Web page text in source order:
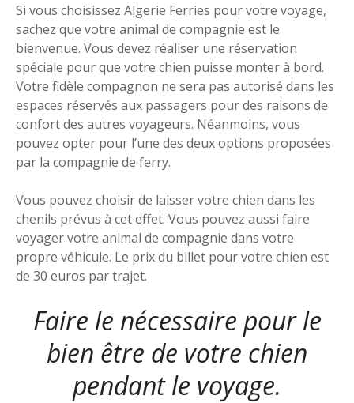
Si vous choisissez Algerie Ferries pour votre voyage,
sachez que votre animal de compagnie est le
bienvenue. Vous devez réaliser une réservation
spéciale pour que votre chien puisse monter à bord.
Votre fidèle compagnon ne sera pas autorisé dans les
espaces réservés aux passagers pour des raisons de
confort des autres voyageurs. Néanmoins, vous
pouvez opter pour l’une des deux options proposées
par la compagnie de ferry.
Vous pouvez choisir de laisser votre chien dans les
chenils prévus à cet effet. Vous pouvez aussi faire
voyager votre animal de compagnie dans votre
propre véhicule. Le prix du billet pour votre chien est
de 30 euros par trajet.
Faire le nécessaire pour le
bien être de votre chien
pendant le voyage.